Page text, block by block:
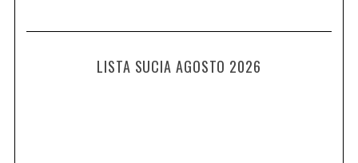
LISTA SUCIA AGOSTO 2026